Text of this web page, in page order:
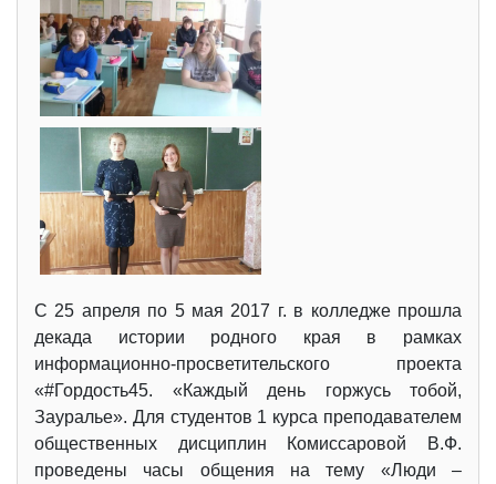
С 25 апреля по 5 мая 2017 г. в колледже прошла
декада истории родного края в рамках
информационно-просветительского проекта
«#Гордость45. «Каждый день горжусь тобой,
Зауралье». Для студентов 1 курса преподавателем
общественных дисциплин Комиссаровой В.Ф.
проведены часы общения на тему «Люди –